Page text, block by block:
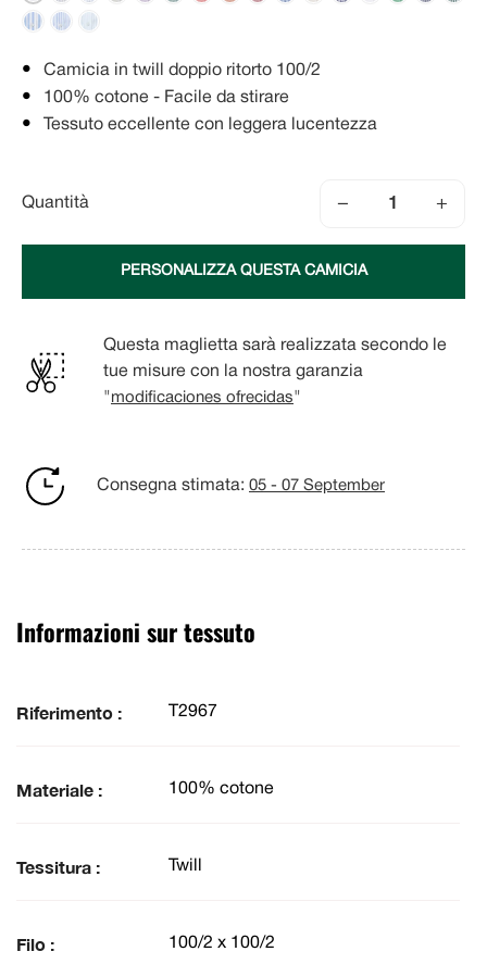
Camicia in twill doppio ritorto 100/2
100% cotone - Facile da stirare
Tessuto eccellente con leggera lucentezza
Quantità − +
PERSONALIZZA QUESTA CAMICIA
Questa maglietta sarà realizzata secondo le
tue misure con la nostra garanzia
" modificaciones ofrecidas"
Consegna stimata: 05 - 07 September
Informazioni sur tessuto
Riferimento : T2967
Materiale : 100% cotone
Tessitura : Twill
Filo : 100/2 x 100/2